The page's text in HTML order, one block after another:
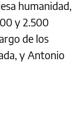
humanidad,
y 2.500
de los
y Antonio